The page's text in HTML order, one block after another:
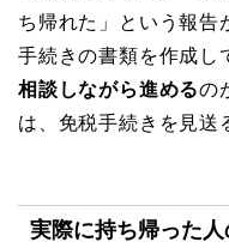
ち帰れた」という報告
手続きの書類を作成し
相談しながら進めるの
は、免税手続きを見送
実際に持ち帰った